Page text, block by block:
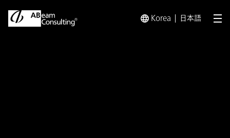
Korea 日本語 メ